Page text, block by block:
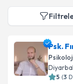
Psk.
5 (3